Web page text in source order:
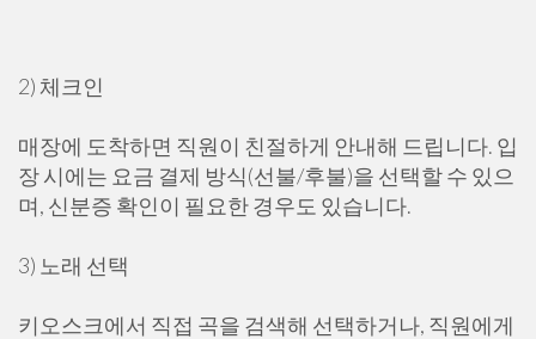
2) 체크인
매장에 도착하면 직원이 친절하게 안내해 드립니다. 입
장 시에는 요금 결제 방식(선불/후불)을 선택할 수 있으
며, 신분증 확인이 필요한 경우도 있습니다.
3) 노래 선택
키오스크에서 직접 곡을 검색해 선택하거나, 직원에게